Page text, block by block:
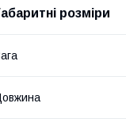
розміри